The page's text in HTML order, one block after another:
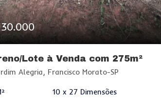
Lote à Venda com 275m²
Alegria, Francisco Morato-SP
10 x 27 Dimensões